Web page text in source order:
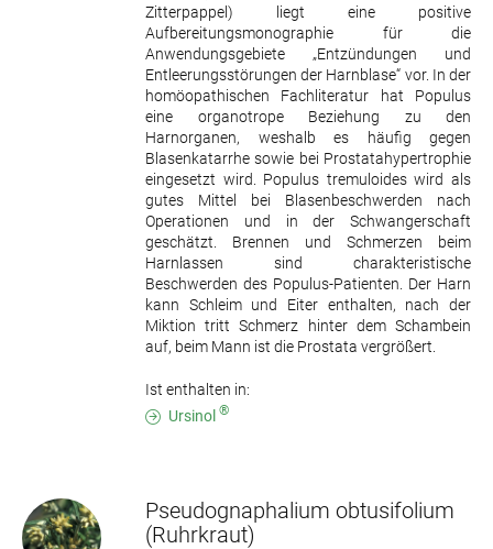
Zitterpappel) liegt eine positive
Aufbereitungsmonographie für die
Anwendungsgebiete „Entzündungen und
Entleerungsstörungen der Harnblase“ vor. In der
homöopathischen Fachliteratur hat Populus
eine organotrope Beziehung zu den
Harnorganen, weshalb es häufig gegen
Blasenkatarrhe sowie bei Prostatahypertrophie
eingesetzt wird. Populus tremuloides wird als
gutes Mittel bei Blasenbeschwerden nach
Operationen und in der Schwangerschaft
geschätzt. Brennen und Schmerzen beim
Harnlassen sind charakteristische
Beschwerden des Populus-Patienten. Der Harn
kann Schleim und Eiter enthalten, nach der
Miktion tritt Schmerz hinter dem Schambein
auf, beim Mann ist die Prostata vergrößert.
Ist enthalten in:
Ursinol ®
Pseudognaphalium obtusifolium
(Ruhrkraut)